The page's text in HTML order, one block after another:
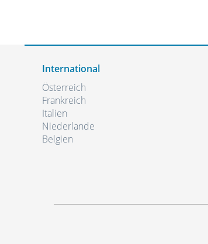
International
Österreich
Frankreich
Italien
Niederlande
Belgien